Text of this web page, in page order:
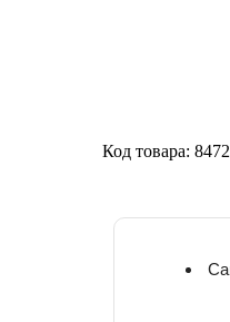
Код товара: 8472